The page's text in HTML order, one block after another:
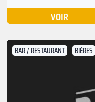
VOIR
BAR / RESTAURANT BIÈRES